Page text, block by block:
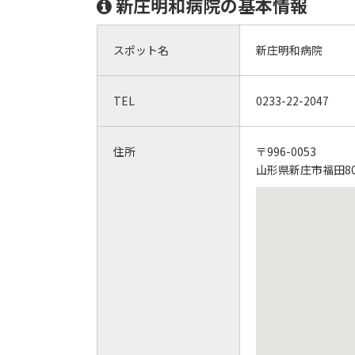
スポット名 新庄明和病院
TEL 0233-22-2047
住所
〒996-0053
山形県新庄市福田